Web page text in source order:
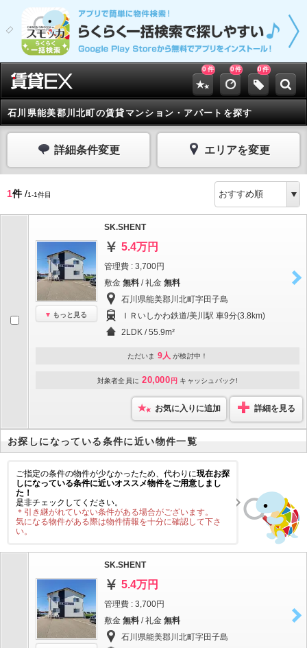
0 件 0件 0件
石川県能美郡川北町の賃貸マンション・アパートを探す
詳細条件変更 エリアを変更
1件/1-1件目
もっと見る
SK.SHENT
5.4万円
管理費 : 3,700円
敷金 無料 / 礼金 無料
石川県能美郡川北町字田子島
ＩＲいしかわ鉄道/美川駅 車9分(3.8km)
2LDK / 55.9m²
ただいま 9人 が検討中！
対象者全員に 20,000 円 キャッシュバック!
お気に入りに追加 詳細を見る
お探しになっている条件に近い物件一覧
ご指定の条件の物件が少なかったため、代わりに現在お探
しになっている条件に近いオススメ物件をご用意しまし
た！
是非チェックしてください。
＊引き継がれていない条件がある場合がございます。
気になる物件がある際は物件情報を十分に確認して下さ
い。
SK.SHENT
5.4万円
管理費 : 3,700円
敷金 無料 / 礼金 無料
石川県能美郡川北町字田子島